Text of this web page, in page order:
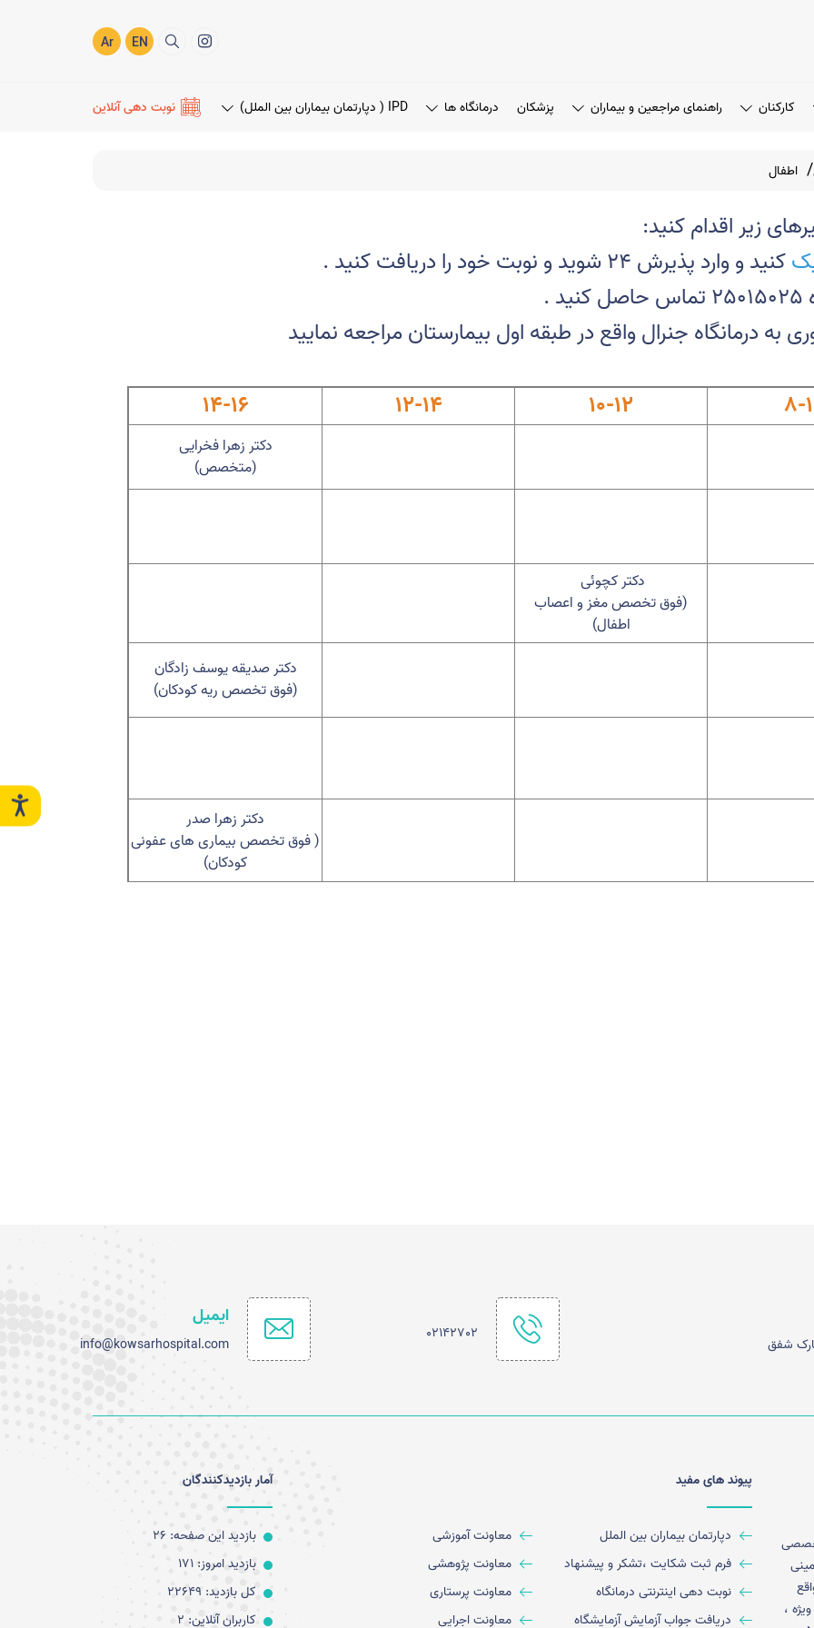
EN
Ar
کارکنان راهنمای مراجعین و بیماران پزشکان درمانگاه ها IPD ( دپارتمان بیماران بین الملل) نوبت دهی آنلاین
اطفال
زیر اقدام کنید:
کنید و وارد پذیرش 24 شوید و نوبت خود را دریافت کنید
.
.
8-
10-12
12-14
14-16
دکتر زهرا فخرایی
(متخصص)
دکتر کچوئی
(فوق تخصص مغز و اعصاب
اطفال)
دکتر صدیقه یوسف زادگان
(فوق تخصص ریه کودکان)
دکتر زهرا صدر
( فوق تخصص بیماری های عفونی
کودکان)
02142702
ایمیل
info@kowsarhospital.com
فوق تخصصی
در زمینی
واقع
155 تخت بستری ، 32 تخت ویژه ،
پیوند های مفید
دپارتمان بیماران بین الملل
معاونت آموزشی
فرم ثبت شکایت ،تشکر و پیشنهاد
معاونت پژوهشی
نوبت دهی اینترنتی درمانگاه
معاونت پرستاری
دریافت جواب آزمایش آزمایشگاه
معاونت اجرایی
آمار بازدیدکنندگان
بازدید این صفحه: 26
بازدید امروز: 171
کل بازدید: 22649
کاربران آنلاین: 2